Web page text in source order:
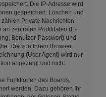
Die IP-Adresse wird
gespeichert: Löschen und
Private Nachrichten
an zentralen Profildaten (E-
Benutzer-Passwort) und
Die von Ihrem Browser
(User Agent) wird nur
angezeigt und nicht
Funktionen des Boards,
werden. Dazu gehören Ihr